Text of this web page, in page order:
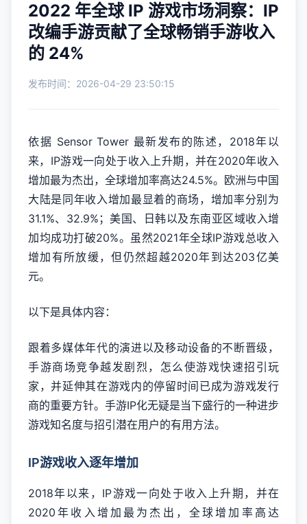
2022 年全球 IP 游戏市场洞察：IP
改编手游贡献了全球畅销手游收入
的 24%
发布时间：2026-04-29 23:50:15
依据 Sensor Tower 最新发布的陈述，2018年以
来，IP游戏一向处于收入上升期，并在2020年收入
增加最为杰出，全球增加率高达24.5%。欧洲与中国
大陆是同年收入增加最显着的商场，增加率分别为
31.1%、32.9%；美国、日韩以及东南亚区域收入增
加均成功打破20%。虽然2021年全球IP游戏总收入
增加有所放缓，但仍然超越2020年到达203亿美
元。
以下是具体内容：
跟着多媒体年代的演进以及移动设备的不断晋级，
手游商场竞争越发剧烈，怎么使游戏快速招引玩
家，并延伸其在游戏内的停留时间已成为游戏发行
商的重要方针。手游IP化无疑是当下盛行的一种进步
游戏知名度与招引潜在用户的有用方法。
IP游戏收入逐年增加
2018年以来，IP游戏一向处于收入上升期，并在
2020年收入增加最为杰出，全球增加率高达